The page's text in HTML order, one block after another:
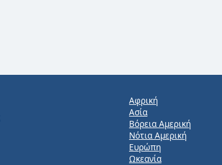
Αφρική
Ασία
Βόρεια Αμερική
Νότια Αμερική
Ευρώπη
Ωκεανία